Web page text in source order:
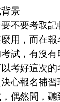
景
要考取記
用，而在
試，有沒
考好這次的
心報名補
偶然間，